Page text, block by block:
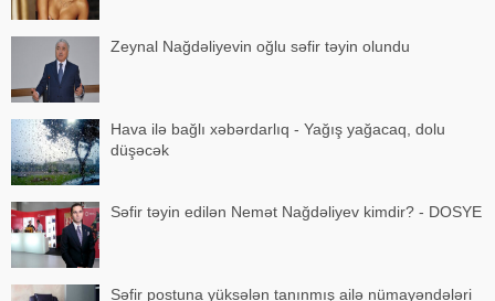
Zeynal Nağdəliyevin oğlu səfir təyin olundu
Hava ilə bağlı xəbərdarlıq - Yağış yağacaq, dolu
düşəcək
Səfir təyin edilən Nemət Nağdəliyev kimdir? - DOSYE
Səfir postuna yüksələn tanınmış ailə nümayəndələri